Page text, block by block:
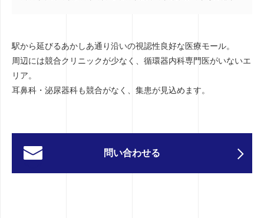
駅から延びるあかしあ通り沿いの視認性良好な医療モール。
周辺には競合クリニックが少なく、循環器内科専門医がいないエ
リア。
耳鼻科・泌尿器科も競合がなく、集患が見込めます。
問い合わせる